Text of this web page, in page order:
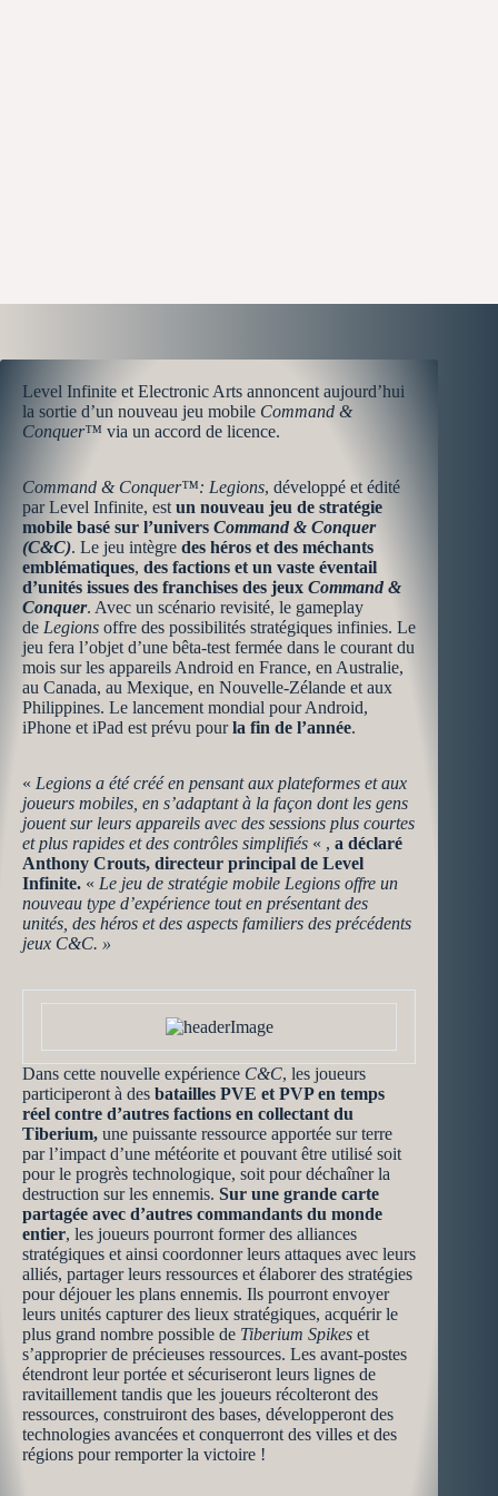
Level Infinite et Electronic Arts annoncent aujourd’hui
la sortie d’un nouveau jeu mobile Command &
Conquer™ via un accord de licence.
Command & Conquer™: Legions, développé et édité
par Level Infinite, est un nouveau jeu de stratégie
mobile basé sur l’univers Command & Conquer
(C&C). Le jeu intègre des héros et des méchants
emblématiques, des factions et un vaste éventail
d’unités issues des franchises des jeux Command &
Conquer. Avec un scénario revisité, le gameplay
de Legions offre des possibilités stratégiques infinies. Le
jeu fera l’objet d’une bêta-test fermée dans le courant du
mois sur les appareils Android en France, en Australie,
au Canada, au Mexique, en Nouvelle-Zélande et aux
Philippines. Le lancement mondial pour Android,
iPhone et iPad est prévu pourla fin de l’année.
« Legions a été créé en pensant aux plateformes et aux
joueurs mobiles, en s’adaptant à la façon dont les gens
jouent sur leurs appareils avec des sessions plus courtes
et plus rapides et des contrôles simplifiés « , a déclaré
Anthony Crouts, directeur principal de Level
Infinite. « Le jeu de stratégie mobile Legions offre un
nouveau type d’expérience tout en présentant des
unités, des héros et des aspects familiers des précédents
jeux C&C. »
Dans cette nouvelle expérience C&C, les joueurs
participeront à des batailles PVE et PVP en temps
réel contre d’autres factions en collectant du
Tiberium, une puissante ressource apportée sur terre
par l’impact d’une météorite et pouvant être utilisé soit
pour le progrès technologique, soit pour déchaîner la
destruction sur les ennemis. Sur une grande carte
partagée avec d’autres commandants du monde
entier, les joueurs pourront former des alliances
stratégiques et ainsi coordonner leurs attaques avec leurs
alliés, partager leurs ressources et élaborer des stratégies
pour déjouer les plans ennemis. Ils pourront envoyer
leurs unités capturer des lieux stratégiques, acquérir le
plus grand nombre possible de Tiberium Spikes et
s’approprier de précieuses ressources. Les avant-postes
étendront leur portée et sécuriseront leurs lignes de
ravitaillement tandis que les joueurs récolteront des
ressources, construiront des bases, développeront des
technologies avancées et conquerront des villes et des
régions pour remporter la victoire !